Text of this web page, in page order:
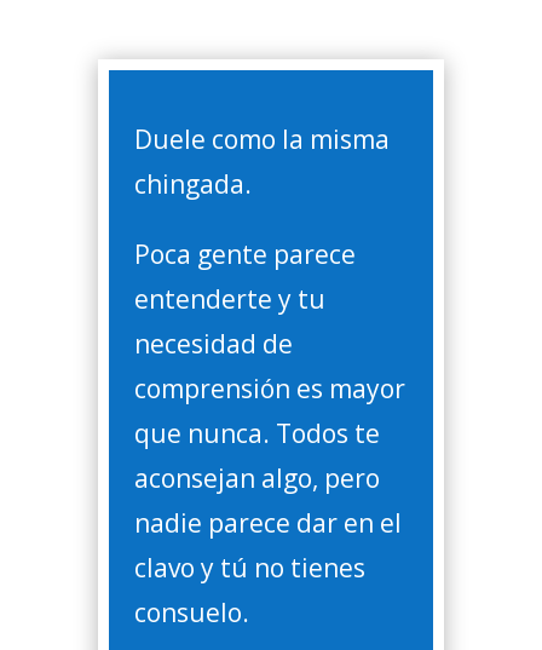
Duele como la misma
chingada.
Poca gente parece
entenderte y tu
necesidad de
comprensión es mayor
que nunca. Todos te
aconsejan algo, pero
nadie parece dar en el
clavo y tú no tienes
consuelo.